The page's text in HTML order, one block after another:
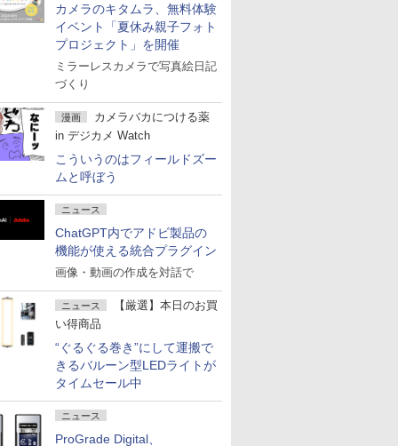
カメラのキタムラ、無料体験
イベント「夏休み親子フォト
プロジェクト」を開催
ミラーレスカメラで写真絵日記
づくり
漫画
カメラバカにつける薬
in デジカメ Watch
こういうのはフィールドズー
ムと呼ぼう
ニュース
ChatGPT内でアドビ製品の
機能が使える統合プラグイン
画像・動画の作成を対話で
ニュース
【厳選】本日のお買
い得商品
“ぐるぐる巻き”にして運搬で
きるバルーン型LEDライトが
タイムセール中
ニュース
ProGrade Digital、